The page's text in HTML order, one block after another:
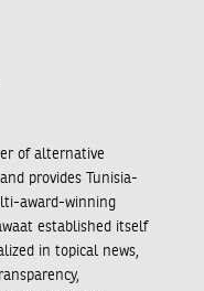
of alternative
provides Tunisia-
award-winning
established itself
in topical news,